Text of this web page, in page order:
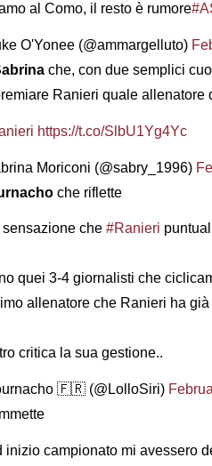
al Como, il resto è rumore
O'Yonee (@ammargelluto)
che, con due semplici
Ranieri quale allenatore
https://t.co/SlbU1Yg4Yc
Moriconi (@sabry_1996)
che riflette
sensazione che #Ranieri
quei 3-4 giornalisti che
allenatore che Ranieri ha
critica la sua gestione..
🇫🇷 (@LolloSiri)
inizio campionato mi avessero